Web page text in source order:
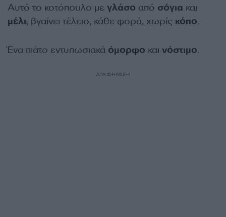
Αυτό το κοτόπουλο με γλάσο από σόγια και
μέλι, βγαίνει τέλειο, κάθε φορά, χωρίς κόπο.
Ένα πιάτο εντυπωσιακά όμορφο και νόστιμο.
ΔΙΑΦΗΜΙΣΗ